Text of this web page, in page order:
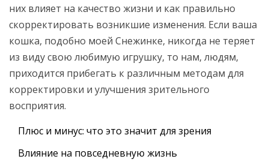
них влияет на качество жизни и как правильно
скорректировать возникшие изменения. Если ваша
кошка, подобно моей Снежинке, никогда не теряет
из виду свою любимую игрушку, то нам, людям,
приходится прибегать к различным методам для
корректировки и улучшения зрительного
восприятия.
Плюс и минус: что это значит для зрения
Влияние на повседневную жизнь